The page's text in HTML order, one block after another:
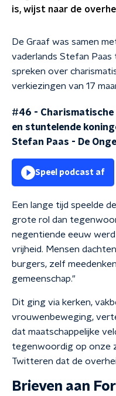
is, wijst naar de
De Graaf was samen
vaderlands Stefan
spreken over
verkiezingen van 17
#46 - Charismatische
en stuntelende
Stefan Paas - De
Speel podcast af
Een lange tijd speelde
grote rol dan
negentiende eeuw
vrijheid. Mensen
burgers, zelf
gemeenschap."
Dit ging via kerken,
vrouwenbeweging,
dat maatschappelijke
tegenwoordig op onze
Twitteren dat de
Brieven aan